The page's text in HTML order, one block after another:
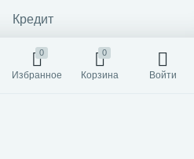
Кредит
0
Избранное
0
Корзина Войти